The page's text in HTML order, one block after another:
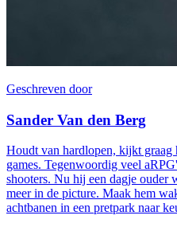
Geschreven door
Sander Van den Berg
Houdt van hardlopen, kijkt graag
games. Tegenwoordig veel
shooters. Nu hij een dagje ouder
meer in de picture. Maak hem
achtbanen in een pretpark naar